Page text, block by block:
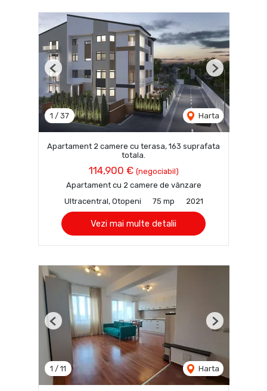
1 / 37 Harta
Previous Next
Apartament 2 camere cu terasa, 163 suprafata
totala.
114,900 € (negociabil)
Apartament cu 2 camere de vânzare
Ultracentral, Otopeni
75 mp 2021
Vezi mai multe detalii
1 / 11 Harta
Previous Next